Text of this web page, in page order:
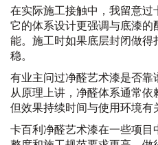
在实际施工接触中，我留意过
它的体系设计更强调与底漆
能。施工时如果底层封闭做
稳。
有业主问过净醛艺术漆是否靠
从原理上讲，净醛体系通常依
但效果持续时间与使用环境有
卡百利净醛艺术漆在一些项